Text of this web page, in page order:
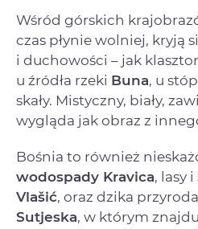
Wśród górskich
czas płynie wolniej, kryją
i duchowości – jak klasztor
u źródła rzeki Buna, u
skały. Mistyczny, biały,
wygląda jak obraz z
Bośnia to również
wodospady Kravica, lasy
Vlašić, oraz dzika
Sutjeska, w którym